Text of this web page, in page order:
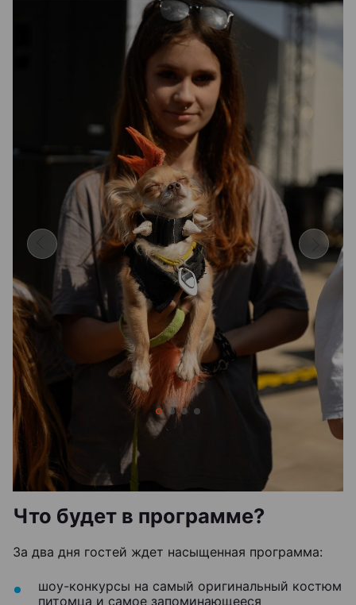
Что будет в программе?
За два дня гостей ждет насыщенная программа:
шоу-конкурсы на самый оригинальный костюм
питомца и самое запоминающееся